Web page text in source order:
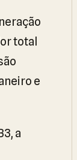
total
e
a